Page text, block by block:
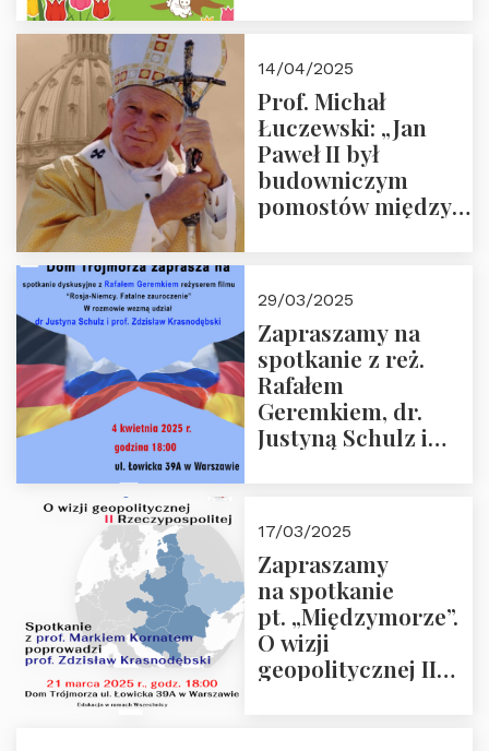
14/04/2025
Prof. Michał
Łuczewski: „Jan
Paweł II był
budowniczym
pomostów między
29/03/2025
Zapraszamy na
spotkanie z reż.
Rafałem
Geremkiem, dr.
Justyną Schulz i
“Rosja-Niemcy…”
17/03/2025
Zapraszamy
na spotkanie
pt. „Międzymorze”.
O wizji
geopolitycznej II